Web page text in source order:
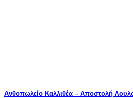
Ανθοπωλείο Καλλιθέα – Αποστολή